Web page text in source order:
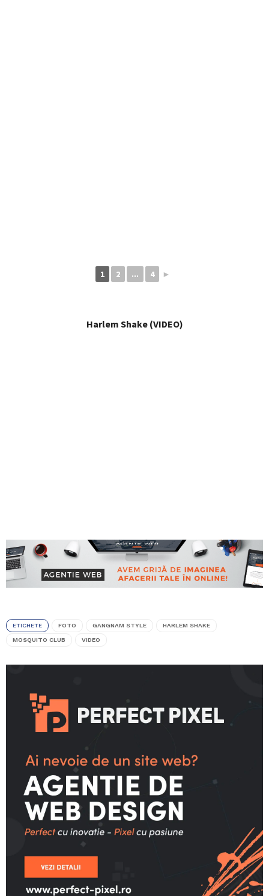
1 2 ... 4 ►
Harlem Shake (VIDEO)
ETICHETE FOTO GANGNAM STYLE HARLEM SHAKE
MOSQUITO CLUB VIDEO